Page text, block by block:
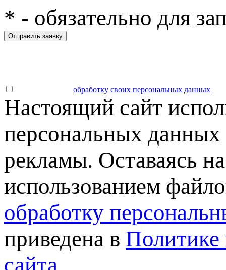
* - обязательно для
Отправить заявку
обработку своих персональных данных
Настоящий сайт
персональных данных
рекламы. Оставаясь
использованием
обработку
приведена в Политике
сайта.